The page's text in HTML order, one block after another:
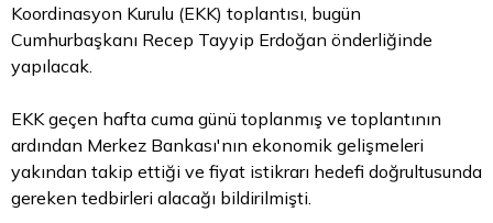
Koordinasyon Kurulu (EKK) toplantısı, bugün
Cumhurbaşkanı Recep Tayyip Erdoğan önderliğinde
yapılacak.
EKK geçen hafta cuma günü toplanmış ve toplantının
ardından Merkez Bankası'nın ekonomik gelişmeleri
yakından takip ettiği ve fiyat istikrarı hedefi doğrultusunda
gereken tedbirleri alacağı bildirilmişti.